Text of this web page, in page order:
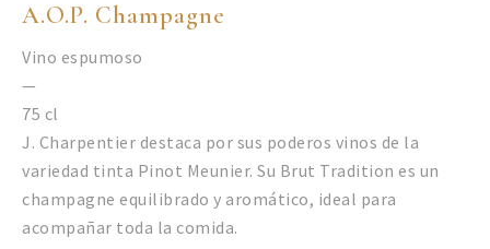
A.O.P. Champagne
Vino espumoso
—
75 cl
J. Charpentier destaca por sus poderos vinos de la
variedad tinta Pinot Meunier. Su Brut Tradition es un
champagne equilibrado y aromático, ideal para
acompañar toda la comida.